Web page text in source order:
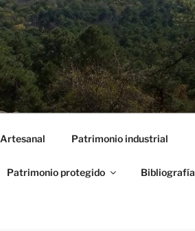
Artesanal Patrimonio industrial
Patrimonio protegido Bibliografía